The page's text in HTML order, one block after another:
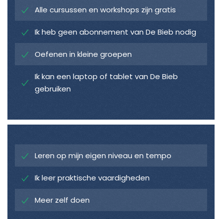
Alle cursussen en workshops zijn gratis
Ik heb geen abonnement van De Bieb nodig
Oefenen in kleine groepen
Ik kan een laptop of tablet van De Bieb
gebruiken
Leren op mijn eigen niveau en tempo
Ik leer praktische vaardigheden
Meer zelf doen